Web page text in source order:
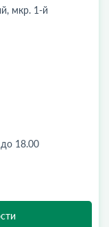
мкр. 1-й
18.00